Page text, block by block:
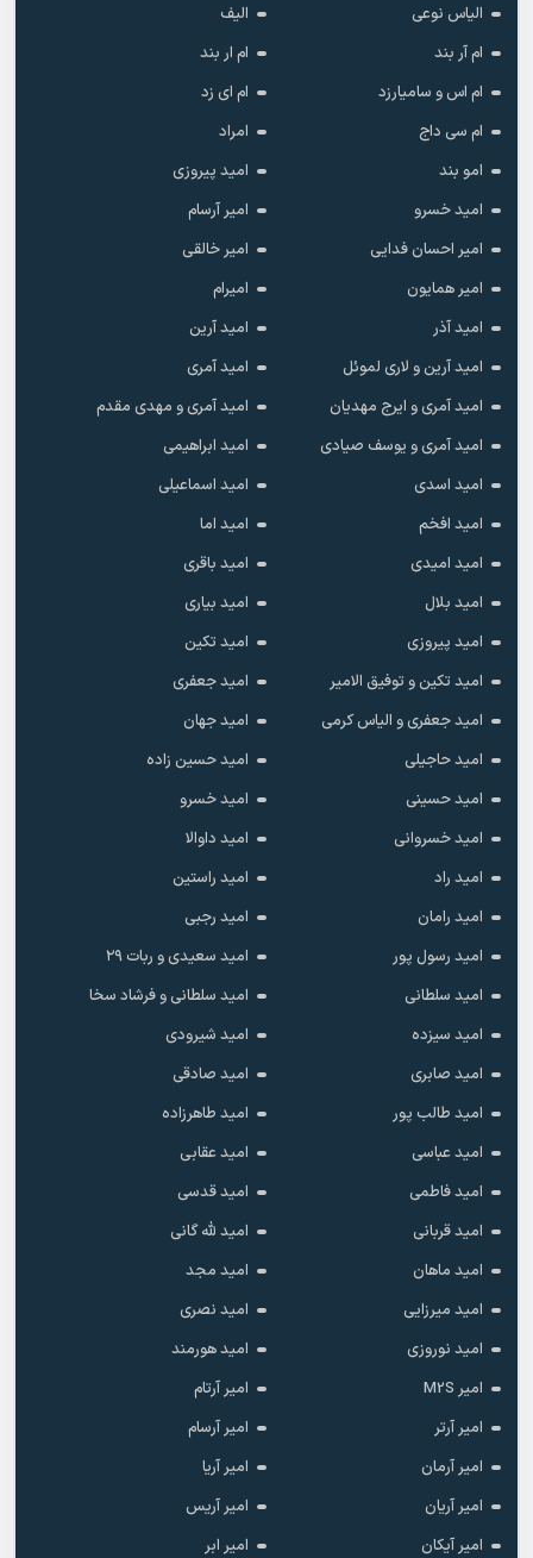
الیاس نوعی
الیف
ام آر بند
ام ار بند
ام اس و سامیارزد
ام ای زد
ام سی داج
امراد
امو بند
امید پیروزی
امید خسرو
امیر آرسام
امیر احسان فدایی
امیر خالقى
امیر همایون
امیرام
امید آذر
امید آرین
امید آرین و لاری لموئل
امید آمری
امید آمری و ایرج مهدیان
امید آمری و مهدی مقدم
امید آمری و یوسف صیادی
امید ابراهیمی
امید اسدی
امید اسماعیلی
امید افخم
امید اما
امید امیدی
امید باقری
امید بلال
امید بیاری
امید پیروزی
امید تکین
امید تکین و توفیق الامیر
امید جعفری
امید جعفری و الیاس کرمی
امید جهان
امید حاجیلی
امید حسین زاده
امید حسینی
امید خسرو
امید خسروانی
امید داوالا
امید راد
امید راستین
امید رامان
امید رجبی
امید رسول پور
امید سعیدی و ربات ۲۹
امید سلطانی
امید سلطانی و فرشاد سخا
امید سیزده
امید شیرودی
امید صابری
امید صادقی
امید طالب پور
امید طاهرزاده
امید عباسی
امید عقابی
امید فاطمی
امید قدسی
امید قربانی
امید لله گانی
امید ماهان
امید مجد
امید میرزایی
امید نصری
امید نوروزی
امید هورمند
امیر M2S
امیر آرتام
امیر آرتر
امیر آرسام
امیر آرمان
امیر آریا
امیر آریان
امیر آریس
امیر آیکان
امیر ابر